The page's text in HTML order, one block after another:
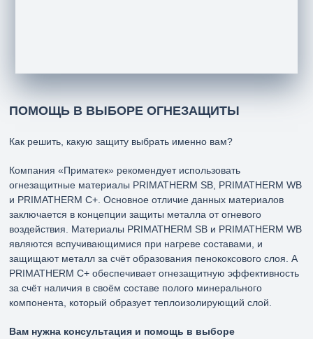
ПС 500 КВ МОЗДОК 2, ЗДАНИЕ СПЗ
ПОМОЩЬ В ВЫБОРЕ ОГНЕЗАЩИТЫ
Как решить, какую защиту выбрать именно вам?
Компания «Приматек» рекомендует использовать
огнезащитные материалы PRIMATHERM SB, PRIMATHERM WB
и PRIMATHERM C+. Основное отличие данных материалов
заключается в концепции защиты металла от огневого
воздействия. Материалы PRIMATHERM SB и PRIMATHERM WB
являются вспучивающимися при нагреве составами, и
защищают металл за счёт образования пенококсового слоя. А
PRIMATHERM C+ обеспечивает огнезащитную эффективность
за счёт наличия в своём составе полого минерального
компонента, который образует теплоизолирующий слой.
Вам нужна консультация и помощь в выборе